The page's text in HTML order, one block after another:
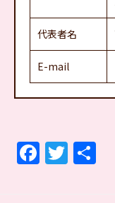
代表者名
E-mail
F T